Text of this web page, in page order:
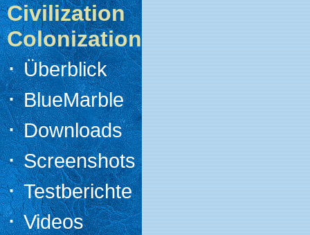
Civilization
Colonization
·Überblick
·BlueMarble
·Downloads
·Screenshots
·Testberichte
·Videos